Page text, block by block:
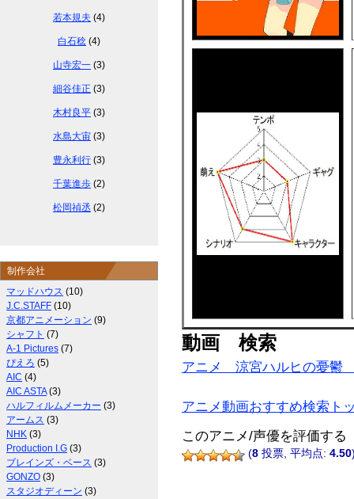
動画 検索
アニメ 涼宮ハルヒの憂鬱
アニメ動画おすすめ検索ト
このアニメ/声優を評価する
(8 投票, 平均点: 4.50
若本規夫 (4)
白石稔 (4)
山寺宏一 (3)
細谷佳正 (3)
木村良平 (3)
水島大宙 (3)
豊永利行 (3)
千葉進歩 (2)
松岡禎丞 (2)
制作会社
マッドハウス (10)
J.C.STAFF (10)
京都アニメーション (9)
シャフト (7)
A-1 Pictures (7)
ぴえろ (5)
AIC (4)
AIC ASTA(3)
ハルフィルムメーカー (3)
アームス (3)
NHK (3)
Production I.G (3)
ブレインズ・ベース (3)
GONZO (3)
スタジオディーン (3)